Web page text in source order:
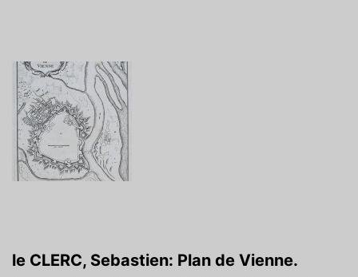
le CLERC, Sebastien: Plan de Vienne.